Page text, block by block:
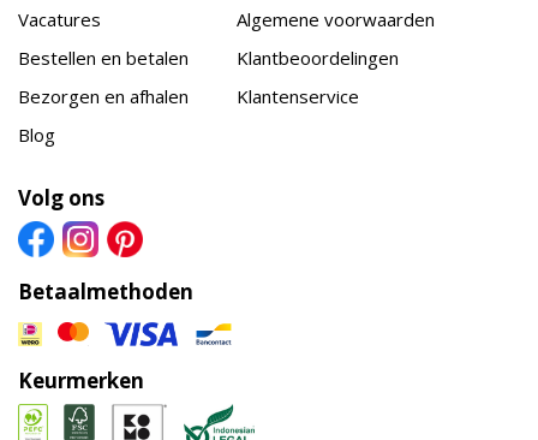
Vacatures
Bestellen en betalen
Bezorgen en afhalen
Blog
Algemene voorwaarden
Klantbeoordelingen
Klantenservice
Volg ons
Betaalmethoden
Keurmerken